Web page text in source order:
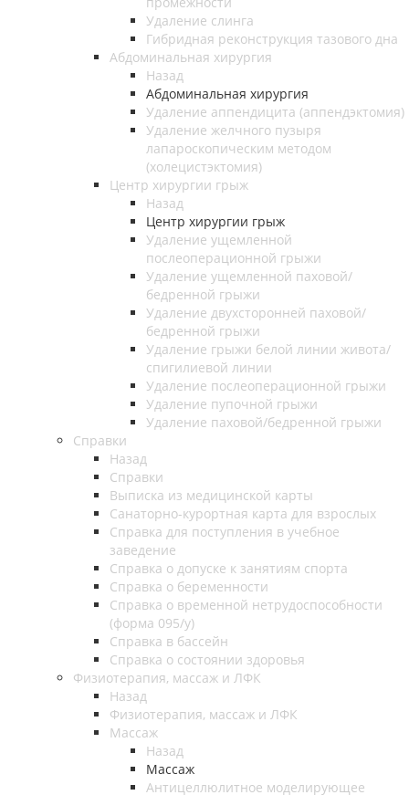
Удаление слинга
Гибридная реконструкция тазового дна
Абдоминальная хирургия
Назад
Абдоминальная хирургия
Удаление аппендицита (аппендэктомия)
Удаление желчного пузыря
лапароскопическим методом
(холецистэктомия)
Центр хирургии грыж
Назад
Центр хирургии грыж
Удаление ущемленной
послеоперационной грыжи
Удаление ущемленной паховой/
бедренной грыжи
Удаление двухсторонней паховой/
бедренной грыжи
Удаление грыжи белой линии живота/
спигилиевой линии
Удаление послеоперационной грыжи
Удаление пупочной грыжи
Удаление паховой/бедренной грыжи
Справки
Назад
Справки
Выписка из медицинской карты
Санаторно-курортная карта для взрослых
Справка для поступления в учебное
заведение
Справка о допуске к занятиям спорта
Справка о беременности
Справка о временной нетрудоспособности
(форма 095/у)
Справка в бассейн
Справка о состоянии здоровья
Физиотерапия, массаж и ЛФК
Назад
Физиотерапия, массаж и ЛФК
Массаж
Назад
Массаж
Антицеллюлитное моделирующее